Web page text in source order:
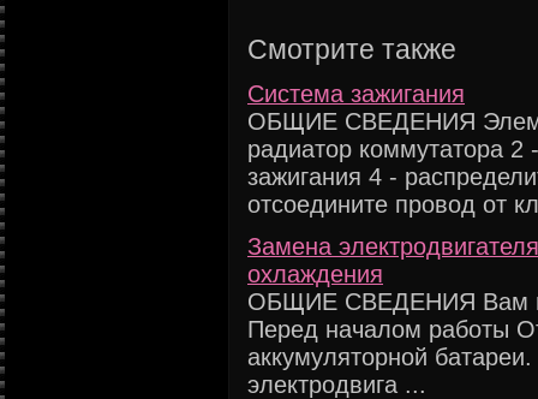
Смотрите также
Система зажигания
ОБЩИЕ СВЕДЕНИЯ
радиатор коммутатора 2
зажигания 4 -
отсоедините провод от
Замена
охлаждения
ОБЩИЕ СВЕДЕНИЯ Вам
Перед началом работы
аккумуляторной
электродвига ...